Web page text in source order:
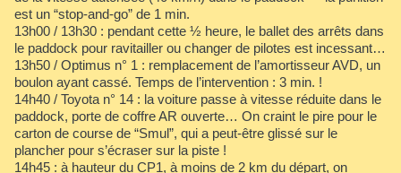
est un “stop-and-go” de 1 min.
13h00 / 13h30 : pendant cette ½ heure, le ballet des arrêts dans
le paddock pour ravitailler ou changer de pilotes est incessant…
13h50 / Optimus n° 1 : remplacement de l’amortisseur AVD, un
boulon ayant cassé. Temps de l’intervention : 3 min. !
14h40 / Toyota n° 14 : la voiture passe à vitesse réduite dans le
paddock, porte de coffre AR ouverte… On craint le pire pour le
carton de course de “Smul”, qui a peut-être glissé sur le
plancher pour s’écraser sur la piste !
14h45 : à hauteur du CP1, à moins de 2 km du départ, on